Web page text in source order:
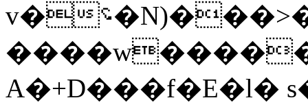
v�؝�N)���>�!c�+� �_v{��
A�+D���f�E�l�